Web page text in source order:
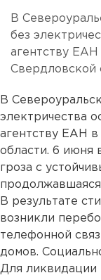
В
без
агентству
Свердловской
В
электричества
агентству ЕАН
области. 6 июня
гроза с
В результате
возникли
телефонной
домов.
Для ликвидации